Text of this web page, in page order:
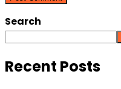
Search
Recent Posts